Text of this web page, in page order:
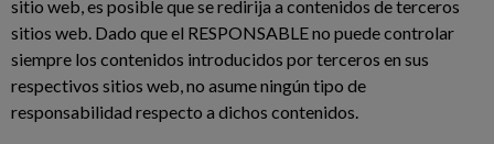
sitio web, es posible que se redirija a contenidos de terceros
sitios web. Dado que el RESPONSABLE no puede controlar
siempre los contenidos introducidos por terceros en sus
respectivos sitios web, no asume ningún tipo de
responsabilidad respecto a dichos contenidos.